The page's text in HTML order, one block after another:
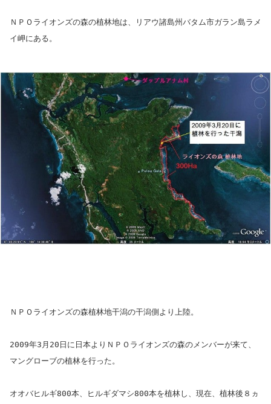
ＮＰＯライオンズの森の植林地は、リアウ諸島州バタム市ガラン島ラメ
イ岬にある。
ＮＰＯライオンズの森植林地干潟の干潟側より上陸。
2009年3月20日に日本よりＮＰＯライオンズの森のメンバーが来て、
マングローブの植林を行った。
オオバヒルギ800本、ヒルギダマシ800本を植林し、現在、植林後８ヵ